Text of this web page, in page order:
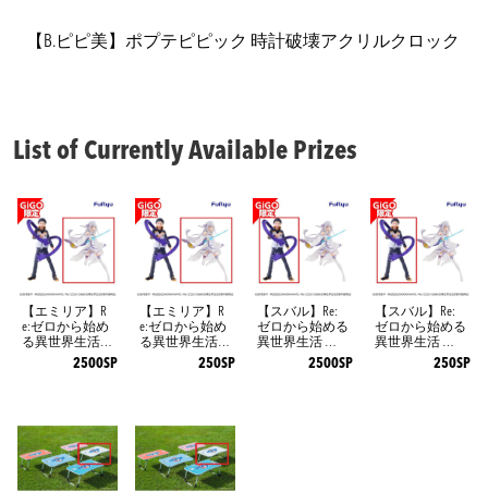
【B.ピピ美】ポプテピピック 時計破壊アクリルクロック
List of Currently Available Prizes
【エミリア】R
e:ゼロから始め
る異世界生活
王選候補者と騎
2500SP
【エミリア】R
e:ゼロから始め
る異世界生活
王選候補者と騎
250SP
【スバル】Re:
ゼロから始める
異世界生活 王
選候補者と騎士
2500SP
【スバル】Re:
ゼロから始める
異世界生活 王
選候補者と騎士
250SP